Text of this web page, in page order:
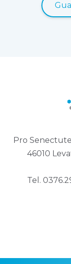
Pro Senectute
46010
Tel.